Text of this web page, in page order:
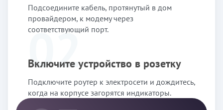
Подсоедините кабель, протянутый в дом
провайдером, к модему через
соответствующий порт.
02
Включите устройство в розетку
Подключите роутер к электросети и дождитесь,
когда на корпусе загорятся индикаторы.